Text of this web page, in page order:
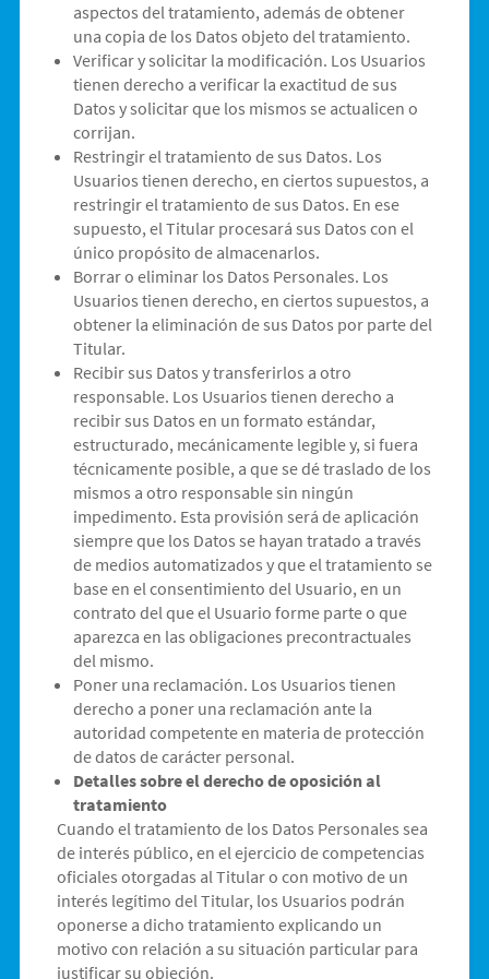
aspectos del tratamiento, además de obtener
una copia de los Datos objeto del tratamiento.
Verificar y solicitar la modificación. Los Usuarios
tienen derecho a verificar la exactitud de sus
Datos y solicitar que los mismos se actualicen o
corrijan.
Restringir el tratamiento de sus Datos. Los
Usuarios tienen derecho, en ciertos supuestos, a
restringir el tratamiento de sus Datos. En ese
supuesto, el Titular procesará sus Datos con el
único propósito de almacenarlos.
Borrar o eliminar los Datos Personales. Los
Usuarios tienen derecho, en ciertos supuestos, a
obtener la eliminación de sus Datos por parte del
Titular.
Recibir sus Datos y transferirlos a otro
responsable. Los Usuarios tienen derecho a
recibir sus Datos en un formato estándar,
estructurado, mecánicamente legible y, si fuera
técnicamente posible, a que se dé traslado de los
mismos a otro responsable sin ningún
impedimento. Esta provisión será de aplicación
siempre que los Datos se hayan tratado a través
de medios automatizados y que el tratamiento se
base en el consentimiento del Usuario, en un
contrato del que el Usuario forme parte o que
aparezca en las obligaciones precontractuales
del mismo.
Poner una reclamación. Los Usuarios tienen
derecho a poner una reclamación ante la
autoridad competente en materia de protección
de datos de carácter personal.
Detalles sobre el derecho de oposición al
tratamiento
Cuando el tratamiento de los Datos Personales sea
de interés público, en el ejercicio de competencias
oficiales otorgadas al Titular o con motivo de un
interés legítimo del Titular, los Usuarios podrán
oponerse a dicho tratamiento explicando un
motivo con relación a su situación particular para
justificar su objeción.